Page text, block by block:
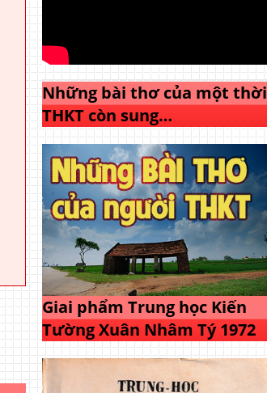
Những bài thơ của một thời
THKT còn sung…
Giai phẩm Trung học Kiến
Tường Xuân Nhâm Tý 1972